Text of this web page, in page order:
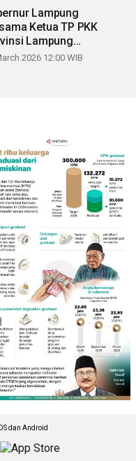
Lampung
Ketua TP PKK
Lampung
Selamat Hari
2026 12:00 WIB
dan Android